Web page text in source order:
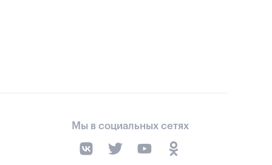
Мы в социальных сетях